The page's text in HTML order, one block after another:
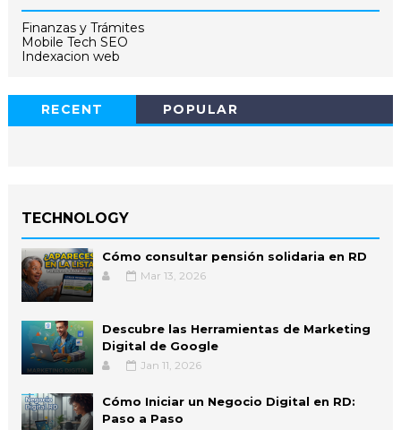
Finanzas y Trámites
Mobile Tech SEO
Indexacion web
RECENT POPULAR
TECHNOLOGY
Cómo consultar pensión solidaria en RD
Mar 13, 2026
Descubre las Herramientas de Marketing
Digital de Google
Jan 11, 2026
Cómo Iniciar un Negocio Digital en RD:
Paso a Paso